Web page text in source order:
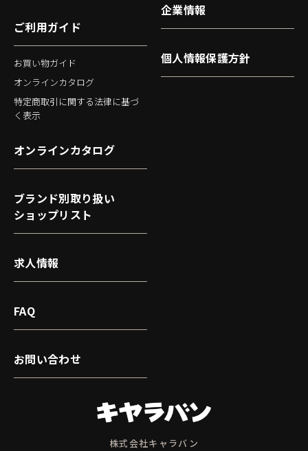
株式会社キャラバン
ご利用ガイド
お買い物ガイド
オンラインカタログ
特定商取引に関する法律に基づ
く表示
企業情報
個人情報保護方針
オンラインカタログ
ブランド別取り扱い
ショップリスト
求人情報
FAQ
お問い合わせ